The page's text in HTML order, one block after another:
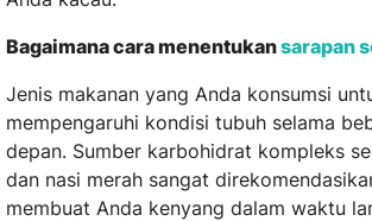
Bagaimana cara menentukansarapan
Jenis makanan yang Anda konsumsi
mempengaruhi kondisi tubuh selama
depan. Sumber karbohidrat kompleks
dan nasi merah sangat
membuat Anda kenyang dalam waktu